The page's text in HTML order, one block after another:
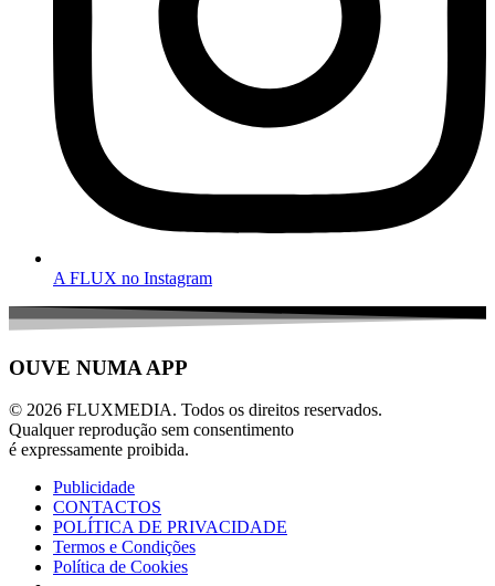
A FLUX no Instagram
OUVE NUMA APP
© 2026 FLUXMEDIA. Todos os direitos reservados.
Qualquer reprodução sem consentimento
é expressamente proibida.
Publicidade
CONTACTOS
POLÍTICA DE PRIVACIDADE
Termos e Condições
Política de Cookies